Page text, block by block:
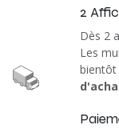
2
Dès 2
Les
bientôt